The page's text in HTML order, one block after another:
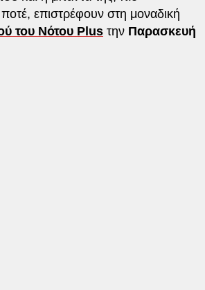
επιστρέφουν στη μοναδική
του Νότου Plusτην Παρασκευή